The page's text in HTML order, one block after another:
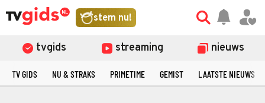
stem nu!
tvgids streaming nieuws
TV GIDS NU & STRAKS PRIMETIME GEMIST LAATSTE NIEUWS